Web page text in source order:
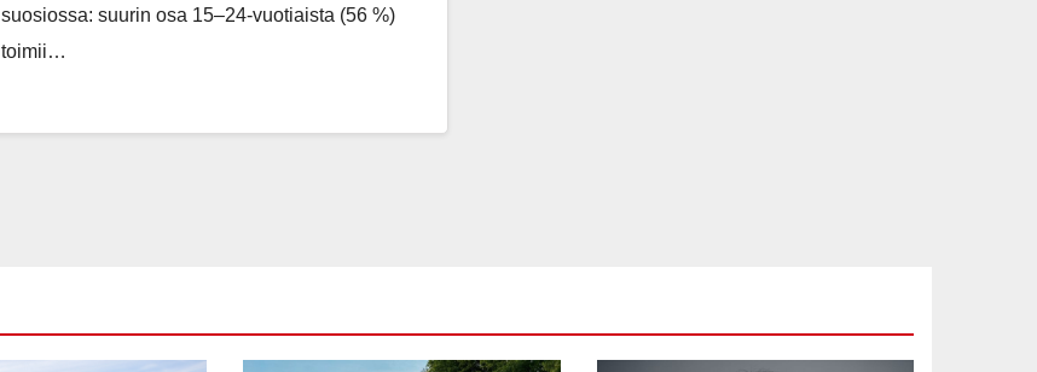
suosiossa: suurin osa 15–24-vuotiaista (56 %)
toimii…